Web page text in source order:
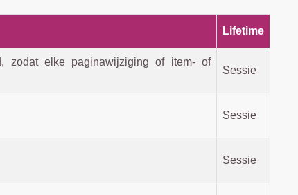
Lifetime
zodat elke paginawijziging of item- of
Sessie
Sessie
Sessie